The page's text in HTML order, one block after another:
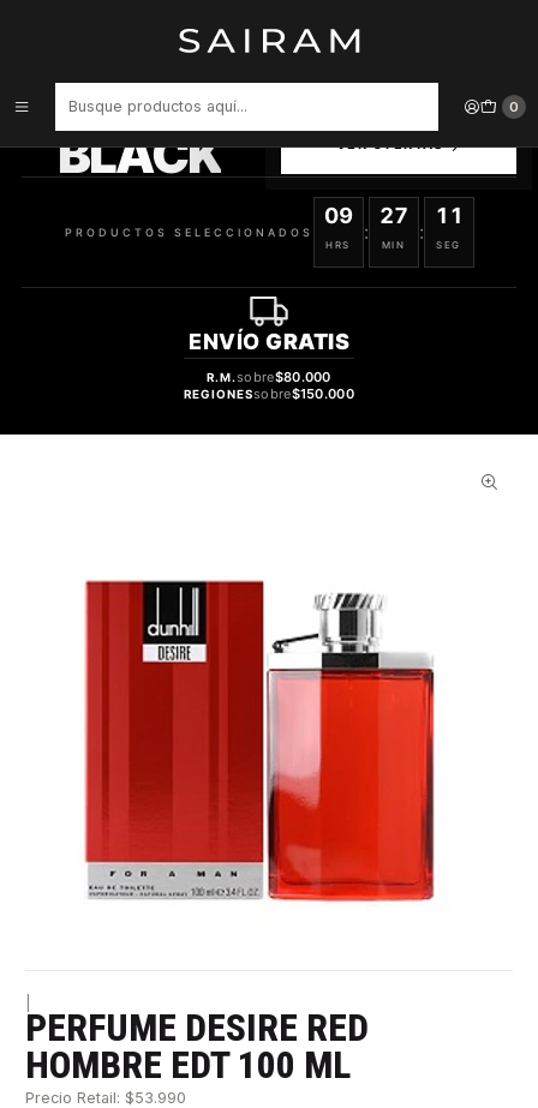
0
Perfume Desire Red Hombre Edt 100 ml
BLACK
SELECCIONADOS
PRODUCTOS SELECCIONADOS
09
HRS
:
27
MIN
:
10
SEG
ENVÍO GRATIS
R.M.sobre$80.000
REGIONESsobre$150.000
PERFUME DESIRE RED
HOMBRE EDT 100 ML
Precio Retail: $53.990